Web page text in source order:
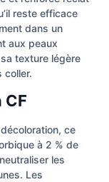
reste efficace
dans un
aux peaux
texture légère
coller.
CF
ce
à 2 % de
les
Les